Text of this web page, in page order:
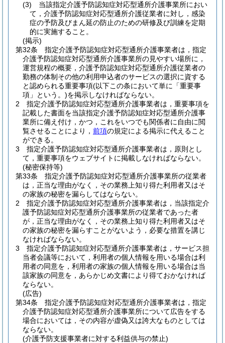
(3)
当該指定介護予防認知症対応型通所介護事業所におい
て，介護予防認知症対応型通所介護従業者に対し，感染
症の予防及びまん延の防止のための研修及び訓練を定期
的に実施すること。
(掲示)
第32条
指定介護予防認知症対応型通所介護事業者は，指定
介護予防認知症対応型通所介護事業所の見やすい場所に，
運営規程の概要，介護予防認知症対応型通所介護従業者の
勤務の体制その他の利用申込者のサービスの選択に資する
と認められる重要事項(以下この条において単に「重要事
項」という。)を掲示しなければならない。
2
指定介護予防認知症対応型通所介護事業者は，重要事項を
記載した書面を当該指定介護予防認知症対応型通所介護事
業所に備え付け，かつ，これをいつでも関係者に自由に閲
覧させることにより， 前項の規定による掲示に代えること
ができる。
3
指定介護予防認知症対応型通所介護事業者は，原則とし
て，重要事項をウェブサイトに掲載しなければならない。
(秘密保持等)
第33条
指定介護予防認知症対応型通所介護事業所の従業者
は，正当な理由がなく，その業務上知り得た利用者又はそ
の家族の秘密を漏らしてはならない。
2
指定介護予防認知症対応型通所介護事業者は，当該指定介
護予防認知症対応型通所介護事業所の従業者であった者
が，正当な理由がなく，その業務上知り得た利用者又はそ
の家族の秘密を漏らすことがないよう，必要な措置を講じ
なければならない。
3
指定介護予防認知症対応型通所介護事業者は，サービス担
当者会議等において，利用者の個人情報を用いる場合は利
用者の同意を，利用者の家族の個人情報を用いる場合は当
該家族の同意を，あらかじめ文書により得ておかなければ
ならない。
(広告)
第34条
指定介護予防認知症対応型通所介護事業者は，指定
介護予防認知症対応型通所介護事業所について広告をする
場合においては，その内容が虚偽又は誇大なものとしては
ならない。
(介護予防支援事業者に対する利益供与の禁止)